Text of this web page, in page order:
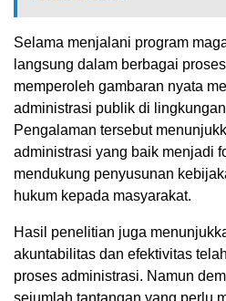
Selama menjalani program
langsung dalam berbagai
memperoleh gambaran nyata
administrasi publik di
Pengalaman tersebut
administrasi yang baik menjadi
mendukung penyusunan
hukum kepada masyarakat.
Hasil penelitian juga
akuntabilitas dan efektivitas
proses administrasi. Namun
sejumlah tantangan yang perlu